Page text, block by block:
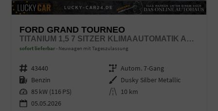
FORD GRAND TOURNEO
TITANIUM 1,5 7 SITZER KLIMAAUTOMATIK ANHÄNGERKUPPLUNG SITZHEIZUNG EINPARKHILFE KAMERA 17 ZOLL LEICHTMETALL ACC
sofort lieferbar Neuwagen mit Tageszulassung
Fahrzeugnr. 43440 Getriebe Autom. 7-Gang
Kraftstoff Benzin Außenfarbe Dusky Silber Metallic
Leistung 85 kW (116 PS) Kilometerstand 10 km
05.05.2026